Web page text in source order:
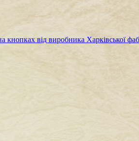
від виробника Харківської